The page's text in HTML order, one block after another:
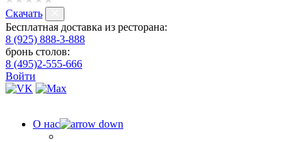
Скачать
Бесплатная доставка из ресторана:
8 (925) 888-3-888
бронь столов:
8 (495)2-555-666
Войти
О нас